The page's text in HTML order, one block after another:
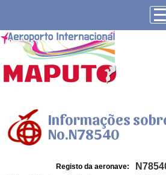
Informações
No.N78540
Registo da aeronave: